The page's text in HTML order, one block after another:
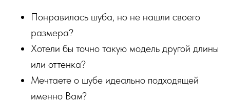
Понравилась шуба, но не нашли своего
размера?
Хотели бы точно такую модель другой длины
или оттенка?
Мечтаете о шубе идеально подходящей
именно Вам?